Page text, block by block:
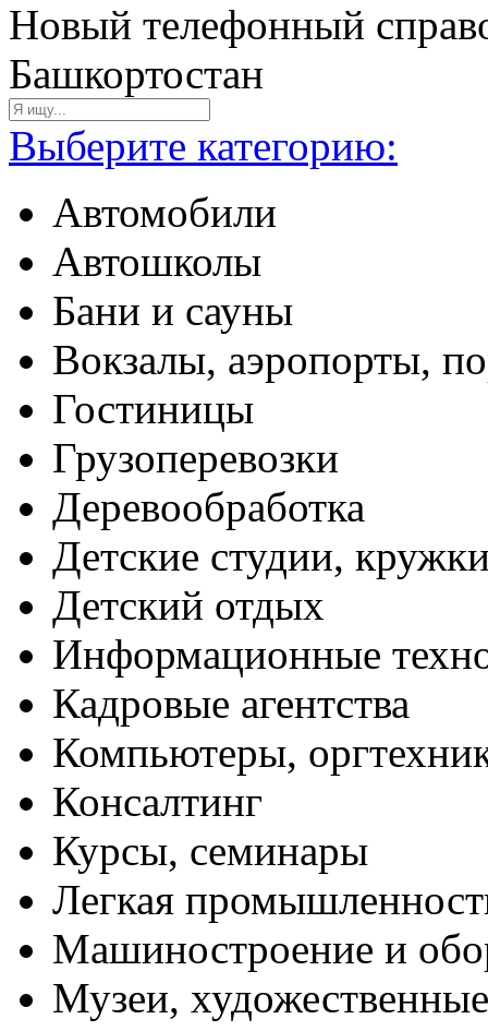
Новый телефонный
Башкортостан
Выберите категорию:
Автомобили
Автошколы
Бани и сауны
Вокзалы, аэропорты,
Гостиницы
Грузоперевозки
Деревообработка
Детские студии,
Детский отдых
Информационные
Кадровые агентства
Компьютеры,
Консалтинг
Курсы, семинары
Легкая
Машиностроение и
Музеи,